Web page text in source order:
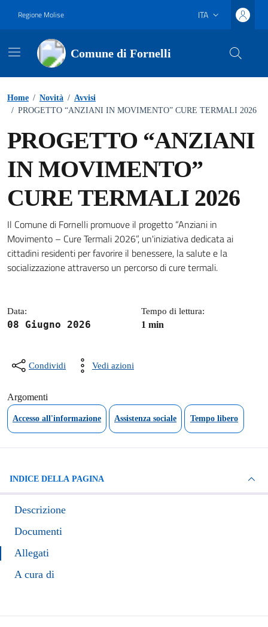
Regione Molise Lingua attiva:
ITA
Comune di Fornelli
Home / Novità / Avvisi
/ PROGETTO “ANZIANI IN MOVIMENTO” CURE TERMALI 2026
PROGETTO “ANZIANI
IN MOVIMENTO”
CURE TERMALI 2026
Dettagli della notizia
Il Comune di Fornelli promuove il progetto “Anziani in
Movimento – Cure Termali 2026”, un'iniziativa dedicata ai
cittadini residenti per favorire il benessere, la salute e la
socializzazione attraverso un percorso di cure termali.
Data:
08 Giugno 2026
Tempo di lettura:
1 min
Condividi Vedi azioni
Argomenti
Accesso all'informazione Assistenza sociale Tempo libero
INDICE DELLA PAGINA
Descrizione
Documenti
Allegati
A cura di